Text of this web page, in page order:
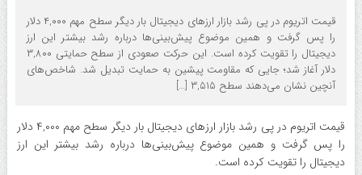
قیمت اتریوم در پی رشد بازار ارزهای دیجیتال بار دیگر سطح مهم ۴,۰۰۰ دلار
را پس گرفت و همین موضوع پیش‌بینی‌ها درباره رشد بیشتر این ارز
دیجیتال را تقویت کرده است. این حرکت صعودی از سطح حمایتی ۳,۸۰۰
دلار آغاز شد؛ جایی که مقاومت پیشین به حمایت تبدیل شد. شاخص‌های
آنچین نشان می‌دهند سطح ۳,۵۱۵ […]
قیمت اتریوم در پی رشد بازار ارزهای دیجیتال بار دیگر سطح مهم ۴,۰۰۰ دلار
را پس گرفت و همین موضوع پیش‌بینی‌ها درباره رشد بیشتر این ارز
دیجیتال را تقویت کرده است.